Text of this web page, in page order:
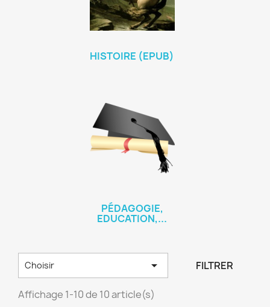
HISTOIRE (EPUB)
PÉDAGOGIE,
EDUCATION,...
Choisir  FILTRER
Affichage 1-10 de 10 article(s)